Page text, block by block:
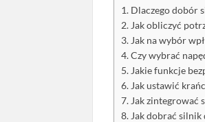
Dlaczego dobór
Jak obliczyć
Jak na wybór
Czy wybrać
Jakie funkcje
Jak ustawić
Jak zintegrować
Jak dobrać